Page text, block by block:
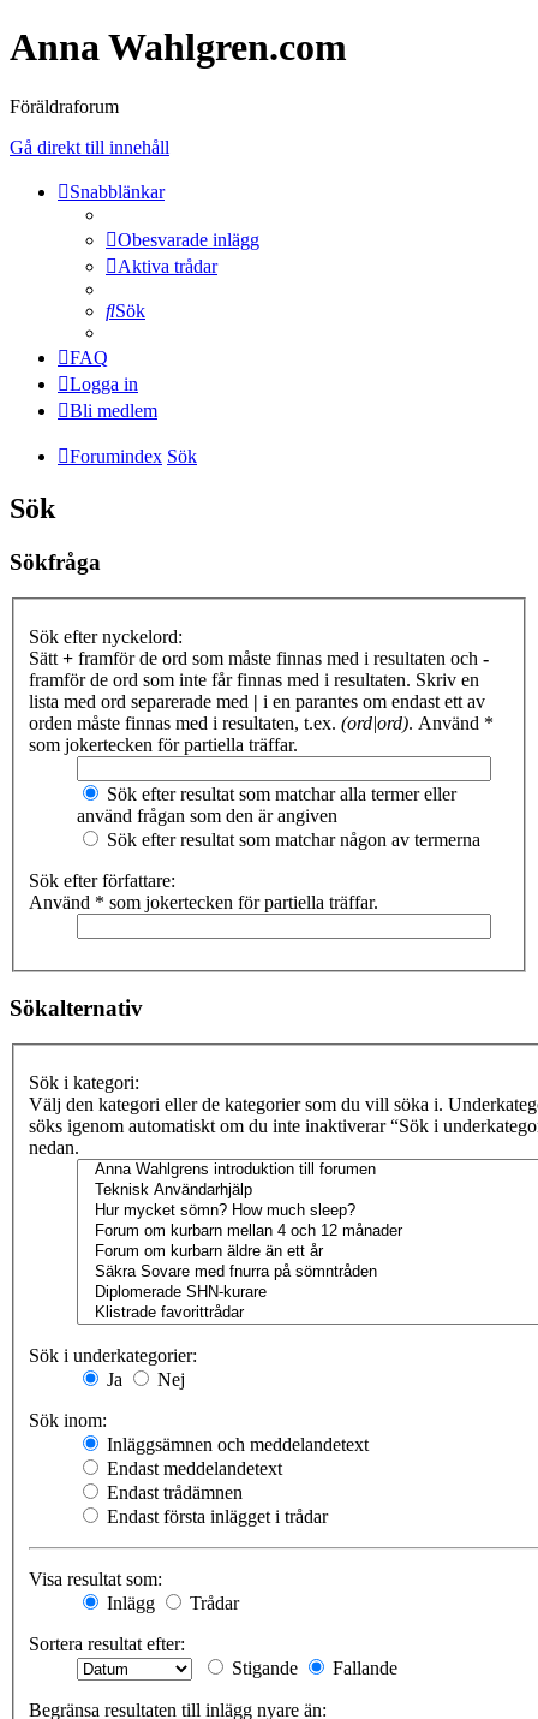
Anna Wahlgren.com
Föräldraforum
Gå direkt till innehåll
Snabblänkar
Obesvarade inlägg
Aktiva trådar
Sök
FAQ
Logga in
Bli medlem
Forumindex Sök
Sök
Sökfråga
Sök efter nyckelord:
Sätt + framför de ord som måste finnas med i resultaten och -
framför de ord som inte får finnas med i resultaten. Skriv en
lista med ord separerade med | i en parantes om endast ett av
orden måste finnas med i resultaten, t.ex. (ord|ord). Använd *
som jokertecken för partiella träffar.
Sök efter resultat som matchar alla termer eller
använd frågan som den är angiven
Sök efter resultat som matchar någon av termerna
Sök efter författare:
Använd * som jokertecken för partiella träffar.
Sökalternativ
Sök i kategori:
Välj den kategori eller de kategorier som du vill söka i.
söks igenom automatiskt om du inte inaktiverar “Sök i
nedan.
Sök i underkategorier:
Ja
Nej
Sök inom:
Inläggsämnen och meddelandetext
Endast meddelandetext
Endast trådämnen
Endast första inlägget i trådar
Visa resultat som:
Inlägg
Trådar
Sortera resultat efter:
Stigande
Fallande
Begränsa resultaten till inlägg nyare än: